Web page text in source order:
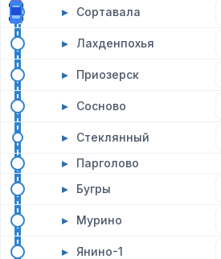
▸ Сортавала
▸ Лахденпохья
▸ Приозерск
▸ Сосново
▸ Стеклянный
▸ Парголово
▸ Бугры
▸ Мурино
▸ Янино-1